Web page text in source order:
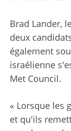
Brad Lander,
deux
également
israélienne
Met Council.
« Lorsque les
et qu'ils